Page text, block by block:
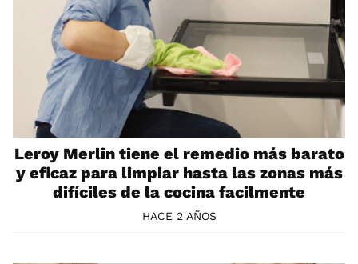
Leroy Merlin tiene el remedio más barato
y eficaz para limpiar hasta las zonas más
difíciles de la cocina facilmente
HACE 2 AÑOS